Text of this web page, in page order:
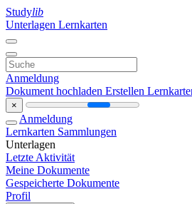
Studylib
Unterlagen Lernkarten
Anmeldung
Dokument hochladen Erstellen
×
Anmeldung
Lernkarten Sammlungen
Unterlagen
Letzte Aktivität
Meine Dokumente
Gespeicherte Dokumente
Profil